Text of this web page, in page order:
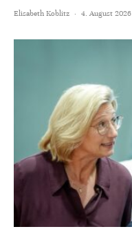
Elisabeth Koblitz · 4. August 2026